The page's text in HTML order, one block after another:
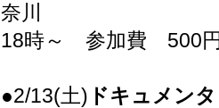
奈川
18時～ 参加費 500円
●2/13(土) ドキュメン